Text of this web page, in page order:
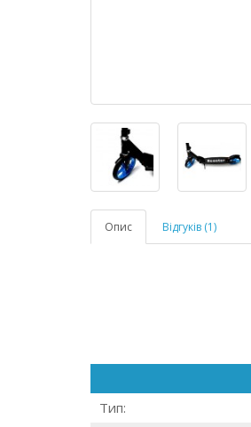
Опис Відгуків (1)
Тип: